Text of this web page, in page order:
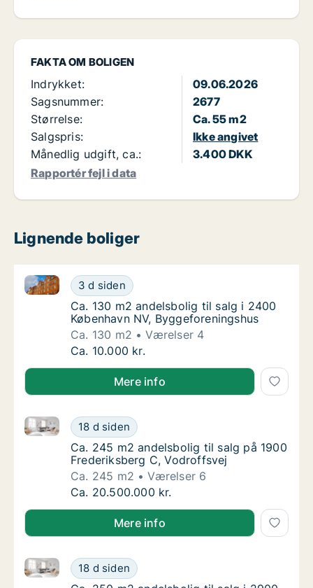
FAKTA OM BOLIGEN
Indrykket:
09.06.2026
Sagsnummer:
2677
Størrelse:
Ca. 55 m2
Salgspris:
Ikke angivet
Månedlig udgift, ca.:
3.400 DKK
Rapportér fejl i data
Lignende boliger
Ca. 130 m2 andelsbolig til salg i 2400
3 d siden
Ca. 130 m2 andelsbolig til salg i 2400 København
Ca. 130 m2 andelsbolig til salg i 2400
Ca. 130 m2 andelsbolig til salg i 2400
København NV, Byggeforeningshus
Ca. 130 m2
Værelser 4
Ca. 130 m2 andelsbolig til salg i 2400
Ca. 10.000 kr.
Mere info
Ca. 245 m2 andelsbolig til salg på 1900
18 d siden
Ca. 245 m2 andelsbolig til salg på 1900
Ca. 245 m2 andelsbolig til salg på 1900
Ca. 245 m2 andelsbolig til salg på 1900
Frederiksberg C, Vodroffsvej
Ca. 245 m2
Værelser 6
Ca. 245 m2 andelsbolig til salg på 1900
Ca. 20.500.000 kr.
Mere info
Ca. 250 m2 andelsbolig til salg i 2900
18 d siden
Ca. 250 m2 andelsbolig til salg i 2900 Hellerup,